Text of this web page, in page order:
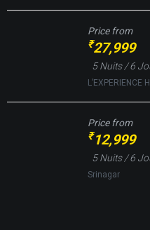
Price from
₹27,999
5 Nuits / 6
L’EXPERIENCE
Price from
₹12,999
5 Nuits / 6
Srinagar